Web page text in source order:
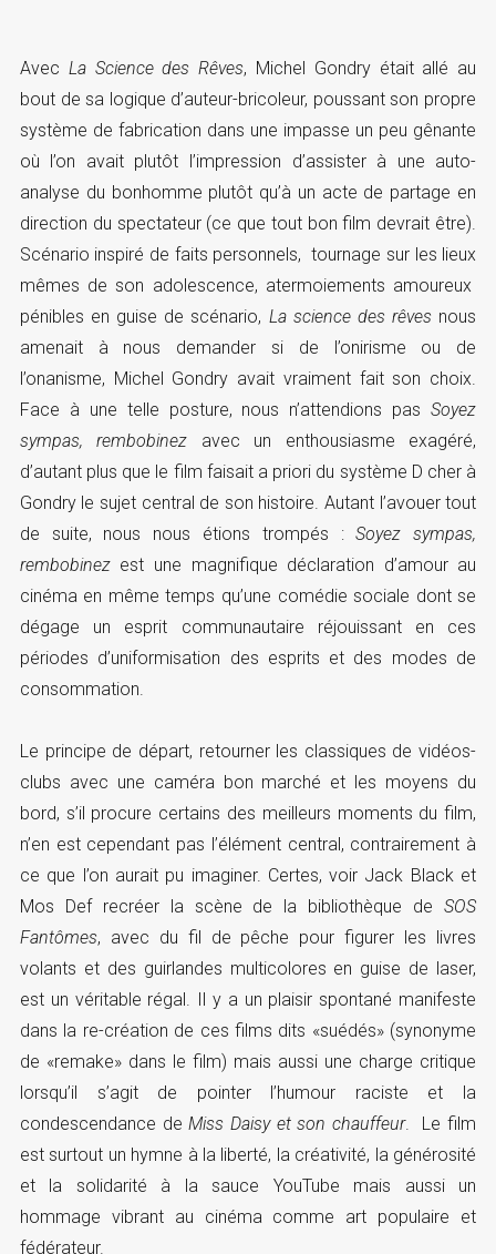
Avec La Science des Rêves, Michel Gondry était allé au
bout de sa logique d’auteur-bricoleur, poussant son propre
système de fabrication dans une impasse un peu gênante
où l’on avait plutôt l’impression d’assister à une auto-
analyse du bonhomme plutôt qu’à un acte de partage en
direction du spectateur (ce que tout bon film devrait être).
Scénario inspiré de faits personnels, tournage sur les lieux
mêmes de son adolescence, atermoiements amoureux
pénibles en guise de scénario, La science des rêves nous
amenait à nous demander si de l’onirisme ou de
l’onanisme, Michel Gondry avait vraiment fait son choix.
Face à une telle posture, nous n’attendions pasSoyez
sympas, rembobinez avec un enthousiasme exagéré,
d’autant plus que le film faisait a priori du système D cher à
Gondry le sujet central de son histoire. Autant l’avouer tout
de suite, nous nous étions trompés :Soyez sympas,
rembobinezest une magnifique déclaration d’amour au
cinéma en même temps qu’une comédie sociale dont se
dégage un esprit communautaire réjouissant en ces
périodes d’uniformisation des esprits et des modes de
consommation.
Le principe de départ, retourner les classiques de vidéos-
clubs avec une caméra bon marché et les moyens du
bord, s’il procure certains des meilleurs moments du film,
n’en est cependant pas l’élément central, contrairement à
ce que l’on aurait pu imaginer. Certes, voir Jack Black et
Mos Def recréer la scène de la bibliothèque deSOS
Fantômes, avec du fil de pêche pour figurer les livres
volants et des guirlandes multicolores en guise de laser,
est un véritable régal. Il y a un plaisir spontané manifeste
dans la re-création de ces films dits «suédés» (synonyme
de «remake» dans le film) mais aussi une charge critique
lorsqu’il s’agit de pointer l’humour raciste et la
condescendance deMiss Daisy et son chauffeur. Le film
est surtout un hymne à la liberté, la créativité, la générosité
et la solidarité à la sauce YouTube mais aussi un
hommage vibrant au cinéma comme art populaire et
fédérateur.